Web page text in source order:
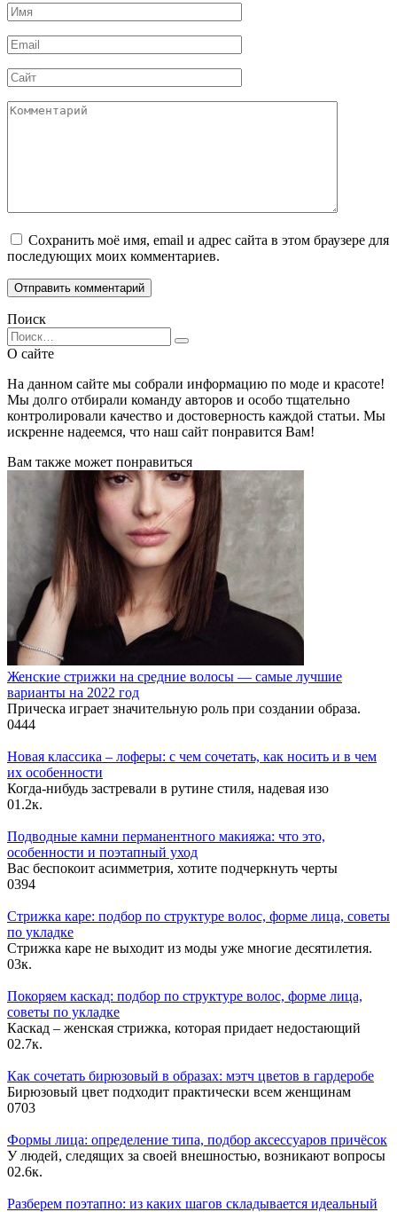
Имя
*
Email
*
Сайт
Комментарий
Сохранить моё имя, email и адрес сайта в этом браузере для
последующих моих комментариев.
Поиск
Search
for:
О сайте
На данном сайте мы собрали информацию по моде и красоте!
Мы долго отбирали команду авторов и особо тщательно
контролировали качество и достоверность каждой статьи. Мы
искренне надеемся, что наш сайт понравится Вам!
Вам также может понравиться
Женские стрижки на средние волосы — самые лучшие
варианты на 2022 год
Прическа играет значительную роль при создании образа.
0444
Новая классика – лоферы: с чем сочетать, как носить и в чем
их особенности
Когда-нибудь застревали в рутине стиля, надевая изо
01.2к.
Подводные камни перманентного макияжа: что это,
особенности и поэтапный уход
Вас беспокоит асимметрия, хотите подчеркнуть черты
0394
Стрижка каре: подбор по структуре волос, форме лица, советы
по укладке
Стрижка каре не выходит из моды уже многие десятилетия.
03к.
Покоряем каскад: подбор по структуре волос, форме лица,
советы по укладке
Каскад – женская стрижка, которая придает недостающий
02.7к.
Как сочетать бирюзовый в образах: мэтч цветов в гардеробе
Бирюзовый цвет подходит практически всем женщинам
0703
Формы лица: определение типа, подбор аксессуаров причёсок
У людей, следящих за своей внешностью, возникают вопросы
02.6к.
Разберем поэтапно: из каких шагов складывается идеальный